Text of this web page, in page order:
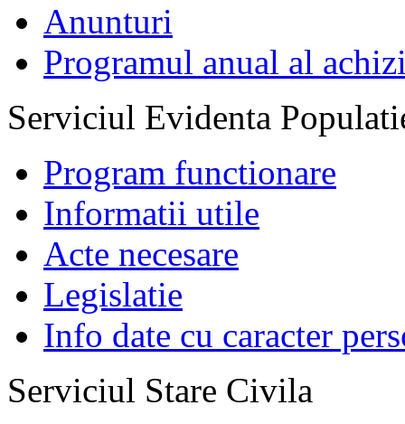
Anunturi
Programul anual al
Serviciul Evidenta
Program functionare
Informatii utile
Acte necesare
Legislatie
Info date cu caracter
Serviciul Stare Civila